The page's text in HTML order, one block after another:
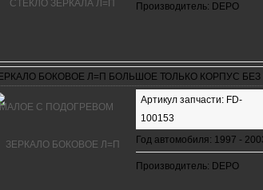
Производитель: DEPO
БОКОВОЕ Л=П БОЛЬШОЕ ТОЛЬКО КОРПУС
Артикул запчасти: FD-
100153
Год автомобиля: 1997 -
Производитель: DEPO